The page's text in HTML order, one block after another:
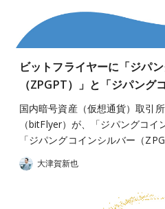
ビットフライヤーに「ジパ
（ZPGPT）」と「ジパン
国内暗号資産（仮想通貨）取引
（bitFlyer）が、「ジパングコイ
「ジパングコインシルバー（
大津賀新也